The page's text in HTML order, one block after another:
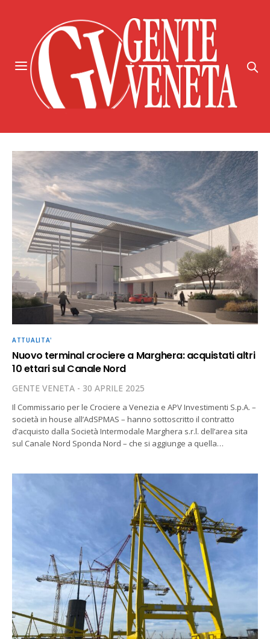
ATTUALITA'
Nuovo terminal crociere a Marghera: acquistati altri
10 ettari sul Canale Nord
GENTE VENETA 30 APRILE 2025
Il Commissario per le Crociere a Venezia e APV Investimenti S.p.A. –
società in house all’AdSPMAS – hanno sottoscritto il contratto
d’acquisto dalla Società Intermodale Marghera s.r.l. dell’area sita
sul Canale Nord Sponda Nord – che si aggiunge a quella…